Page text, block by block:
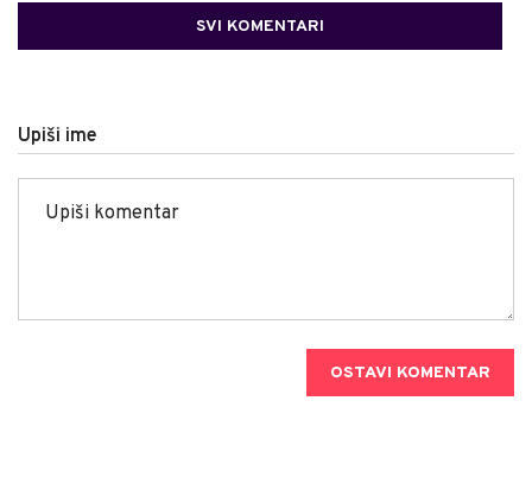
SVI KOMENTARI
Upiši ime
OSTAVI KOMENTAR